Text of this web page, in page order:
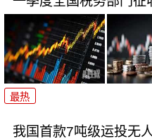
最热
我国首款7吨级运投无